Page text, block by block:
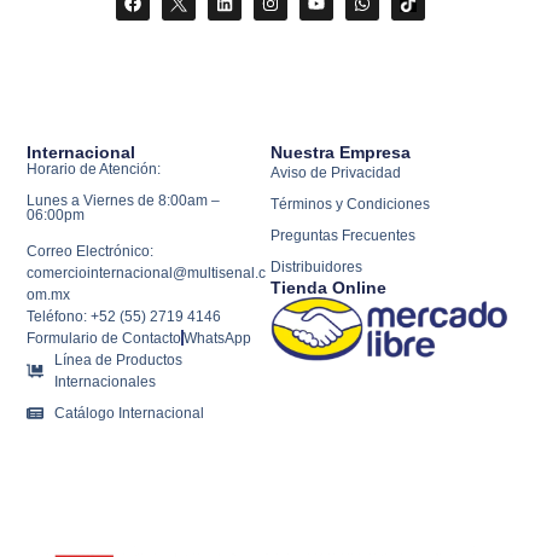
Nuestra Empresa
Aviso de Privacidad
Términos y Condiciones
Preguntas Frecuentes
Distribuidores
Tienda Online
Internacional
Horario de Atención:
Lunes a Viernes de 8:00am –
06:00pm
Correo Electrónico:
comerciointernacional@multisenal.c
om.mx
Teléfono: +52 (55) 2719 4146
Formulario de ContactoWhatsApp
Línea de Productos
Internacionales
Catálogo Internacional